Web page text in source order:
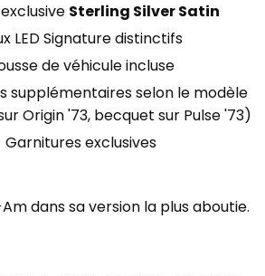
Sterling Silver Satin
LED Signature distinctifs
de véhicule incluse
supplémentaires selon le modèle
Origin '73, becquet sur Pulse '73)
Garnitures exclusives
dans sa version la plus aboutie.